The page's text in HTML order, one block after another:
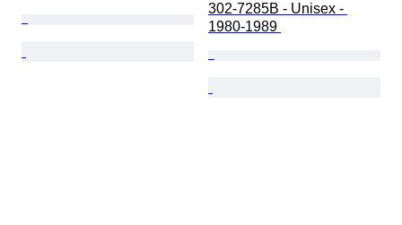
302-7285B - Unisex -
1980-1989